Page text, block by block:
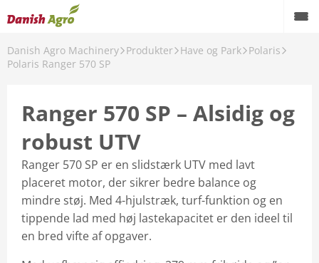
Danish Agro Machinery Produkter Have og Park Polaris
Polaris Ranger 570 SP
Ranger 570 SP – Alsidig og
robust UTV
Ranger 570 SP er en slidstærk UTV med lavt
placeret motor, der sikrer bedre balance og
mindre støj. Med 4-hjulstræk, turf-funktion og en
tippende lad med høj lastekapacitet er den ideel til
en bred vifte af opgaver.